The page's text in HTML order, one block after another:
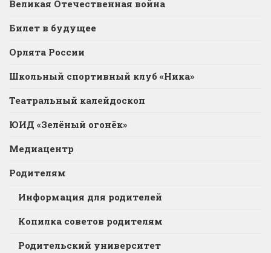
Великая Отечественная война
Билет в будущее
Орлята России
Школьный спортивный клуб «Ника»
Театральный калейдоскоп
ЮИД «Зелёный огонёк»
Медиацентр
Родителям
Информация для родителей
Копилка советов родителям
Родительский университет